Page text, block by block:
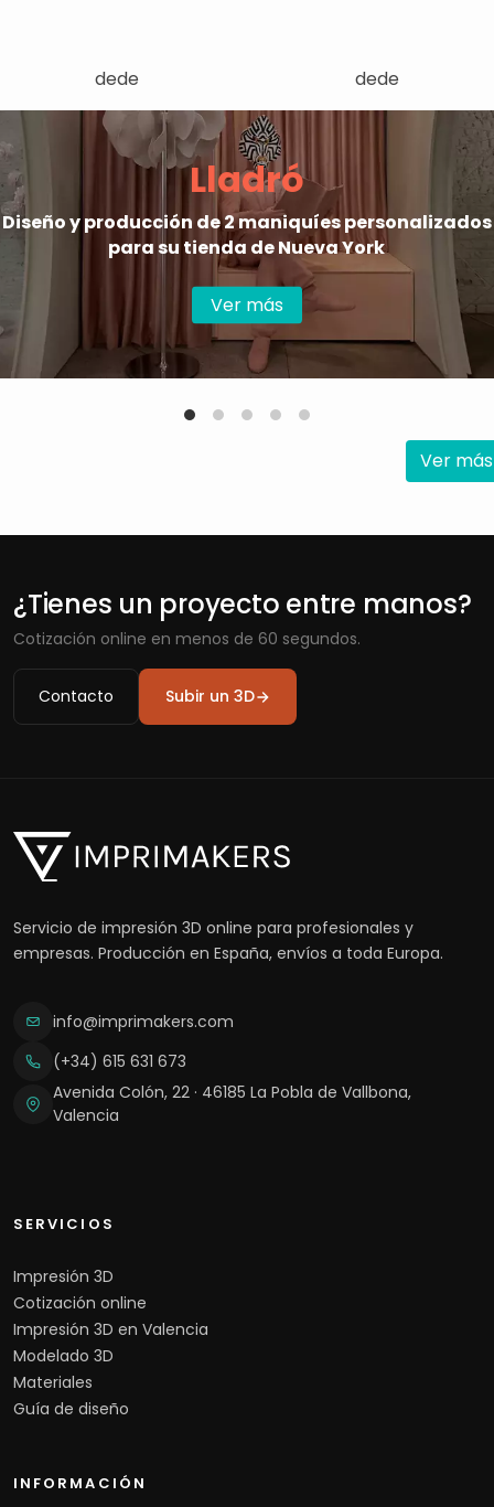
dede dede
Lladró
Diseño y producción de 2 maniquíes personalizados
para su tienda de Nueva York
Ver más
Ver más
¿Tienes un proyecto entre manos?
Cotización online en menos de 60 segundos.
Contacto Subir un 3D
Servicio de impresión 3D online para profesionales y
empresas. Producción en España, envíos a toda Europa.
info@imprimakers.com
(+34) 615 631 673
Avenida Colón, 22 · 46185 La Pobla de Vallbona,
Valencia
SERVICIOS
Impresión 3D
Cotización online
Impresión 3D en Valencia
Modelado 3D
Materiales
Guía de diseño
INFORMACIÓN